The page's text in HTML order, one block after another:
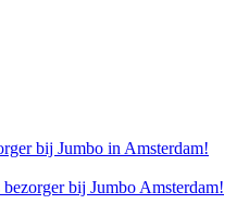
bij Jumbo in Amsterdam!
bij Jumbo Amsterdam!